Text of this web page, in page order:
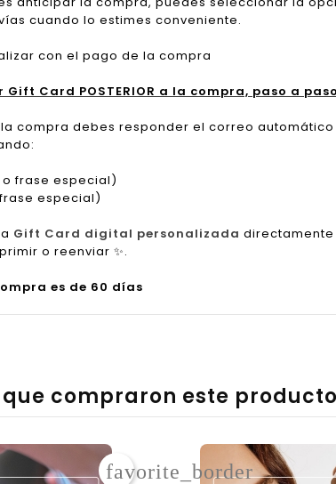
cuando lo estimes conveniente.
con el pago de la compra
Gift Card POSTERIOR a la compra, paso a
compra debes responder el correo
frase especial)
especial)
Gift Card digital personalizada
o reenviar ✨.
es de 60 días
que compraron este
favorite_border